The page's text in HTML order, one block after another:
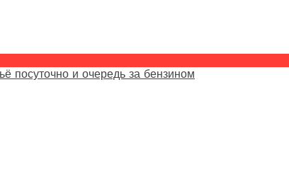
и очередь за бензином